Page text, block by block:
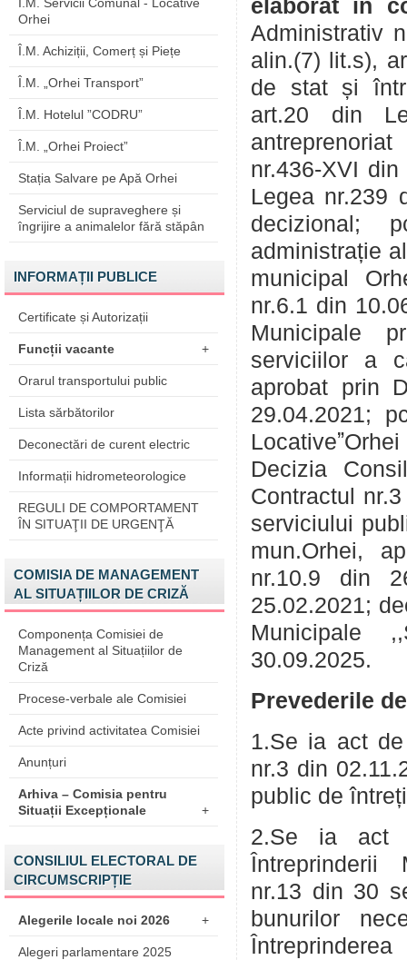
Orhei
Î.M. Achiziții, Comerț și Piețe
Î.M. „Orhei Transport”
Î.M. Hotelul ”CODRU”
Î.M. „Orhei Proiect”
Stația Salvare pe Apă Orhei
Serviciul de supraveghere și
îngrijire a animalelor fără stăpân
INFORMAȚII PUBLICE
Certificate și Autorizații
Funcții vacante +
Orarul transportului public
Lista sărbătorilor
Deconectări de curent electric
Informații hidrometeorologice
REGULI DE COMPORTAMENT
ÎN SITUAŢII DE URGENŢĂ
COMISIA DE MANAGEMENT
AL SITUAȚIILOR DE CRIZĂ
Componența Comisiei de
Management al Situațiilor de
Criză
Procese-verbale ale Comisiei
Acte privind activitatea Comisiei
Anunțuri
Arhiva – Comisia pentru
Situații Excepționale
+
CONSILIUL ELECTORAL DE
CIRCUMSCRIPȚIE
Alegerile locale noi 2026 +
Alegeri parlamentare 2025
elaborat în
Administrativ
alin.(7) lit.s),
de stat și
art.20 din
nr.436-XVI
Legea nr.239
decizional;
administrație
municipal
nr.6.1 din
Municipale
serviciilor a
aprobat prin
29.04.2021;
Decizia
Contractul
serviciului
mun.Orhei,
nr.10.9 din
25.02.2021;
Municipale
30.09.2025.
Prevederile
1.Se ia act
nr.3 din
public de
2.Se ia act
nr.13 din 30
bunurilor